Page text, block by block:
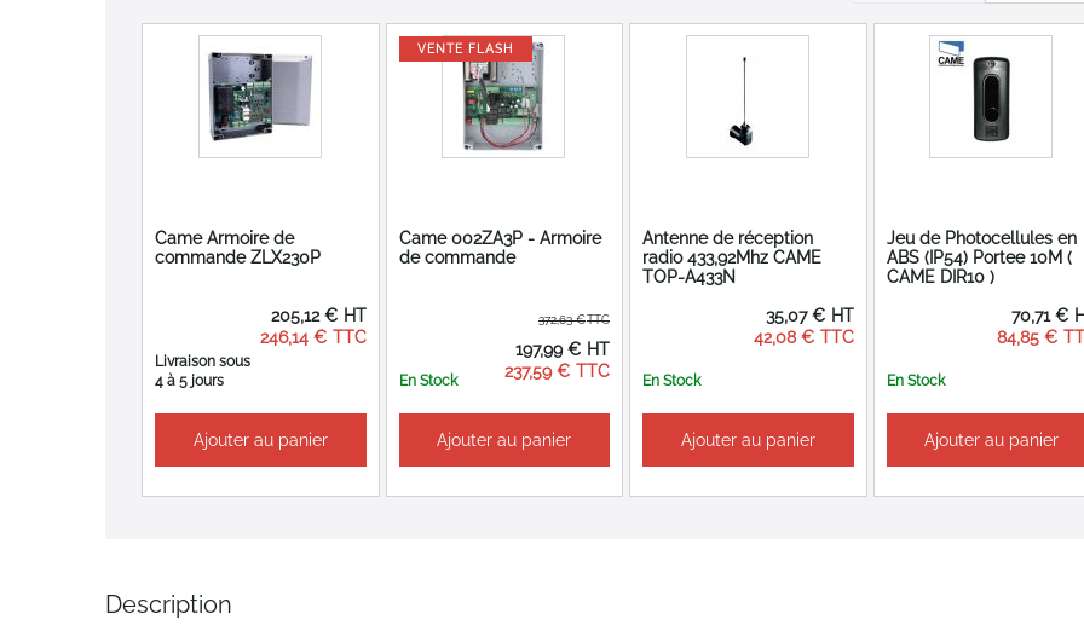
gallery
Description
Came Armoire de
commande ZLX230P
Livraison sous
4 à 5 jours
246,14 €
205,12 €
Ajouter au panier
VENTE FLASH
Came 002ZA3P - Armoire
de commande
En Stock
Prix
Spécial
237,59 €
197,99 €
372,63 €
Ajouter au panier
Antenne de réception
radio 433,92Mhz CAME
TOP-A433N
En Stock
42,08 €
35,07 €
Ajouter au panier
Jeu de Photocellules en
ABS (IP54) Portee 10M (
CAME DIR10 )
En Stock
84,85 €
70,71 €
Ajouter au panier